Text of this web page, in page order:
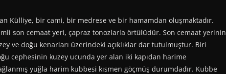
Külliye, bir cami, bir medrese ve bir hamamdan oluşmaktadır.
son cemaat yeri, çapraz tonozlarla örtülüdür. Son cemaat yerinin
ve doğu kenarları üzerindeki açıklıklar dar tutulmuştur. Biri
cephesinin kuzey ucunda yer alan iki kapıdan harime
yuğla harim kubbesi kısmen göçmüş durumdadır. Kubbe